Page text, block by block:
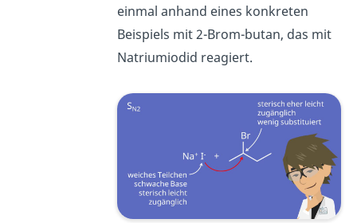
einmal anhand eines konkreten
Beispiels mit 2-Brom-butan, das mit
Natriumiodid reagiert.